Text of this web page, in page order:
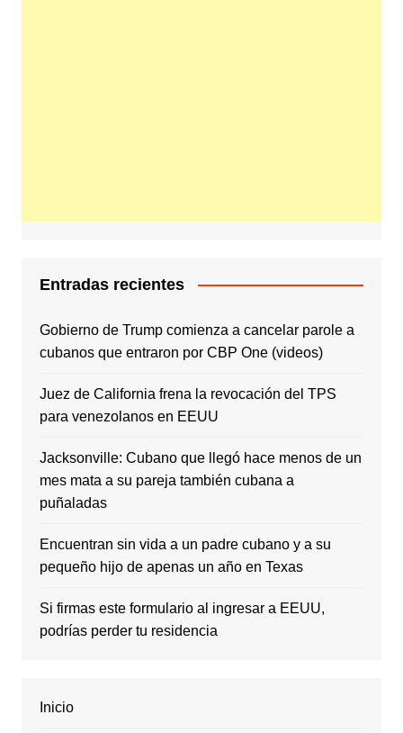
Entradas recientes
Gobierno de Trump comienza a cancelar parole a
cubanos que entraron por CBP One (videos)
Juez de California frena la revocación del TPS
para venezolanos en EEUU
Jacksonville: Cubano que llegó hace menos de un
mes mata a su pareja también cubana a
puñaladas
Encuentran sin vida a un padre cubano y a su
pequeño hijo de apenas un año en Texas
Si firmas este formulario al ingresar a EEUU,
podrías perder tu residencia
Inicio